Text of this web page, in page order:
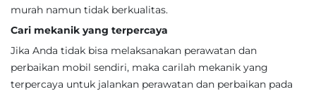
murah namun tidak berkualitas.
Cari mekanik yang terpercaya
Jika Anda tidak bisa melaksanakan perawatan dan
perbaikan mobil sendiri, maka carilah mekanik yang
terpercaya untuk jalankan perawatan dan perbaikan pada